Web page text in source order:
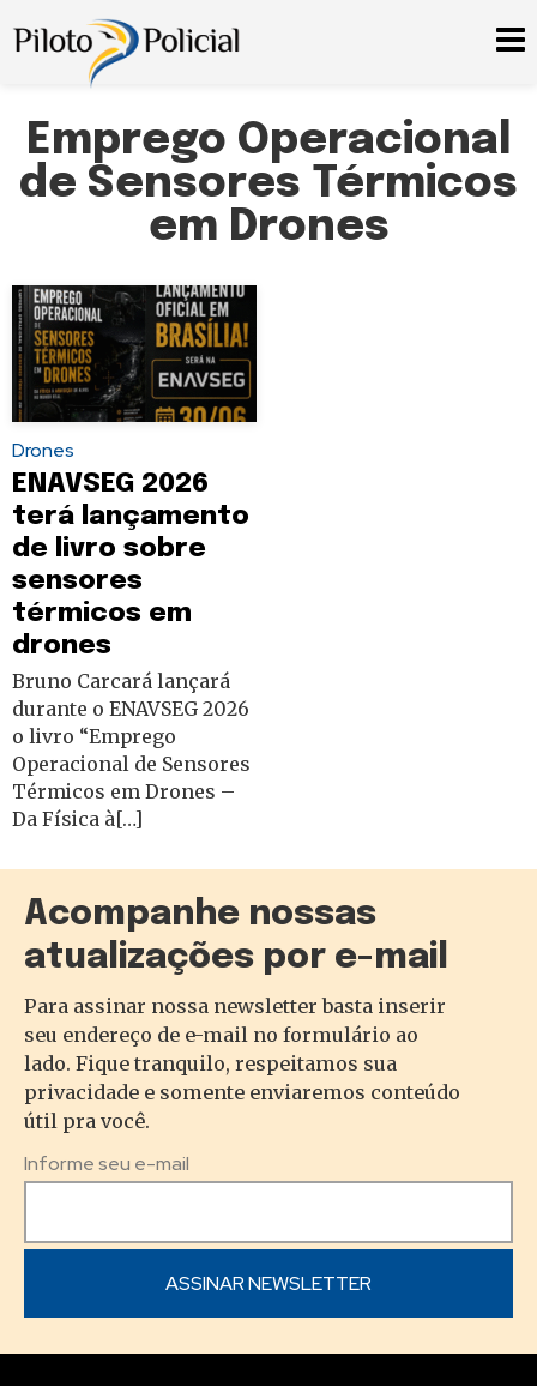
Emprego Operacional
de Sensores Térmicos
em Drones
Drones
ENAVSEG 2026
terá lançamento
de livro sobre
sensores
térmicos em
drones
Bruno Carcará lançará
durante o ENAVSEG 2026
o livro “Emprego
Operacional de Sensores
Térmicos em Drones –
Da Física à[…]
Acompanhe nossas
atualizações por e-mail
Para assinar nossa newsletter basta inserir
seu endereço de e-mail no formulário ao
lado. Fique tranquilo, respeitamos sua
privacidade e somente enviaremos conteúdo
útil pra você.
Informe seu e-mail